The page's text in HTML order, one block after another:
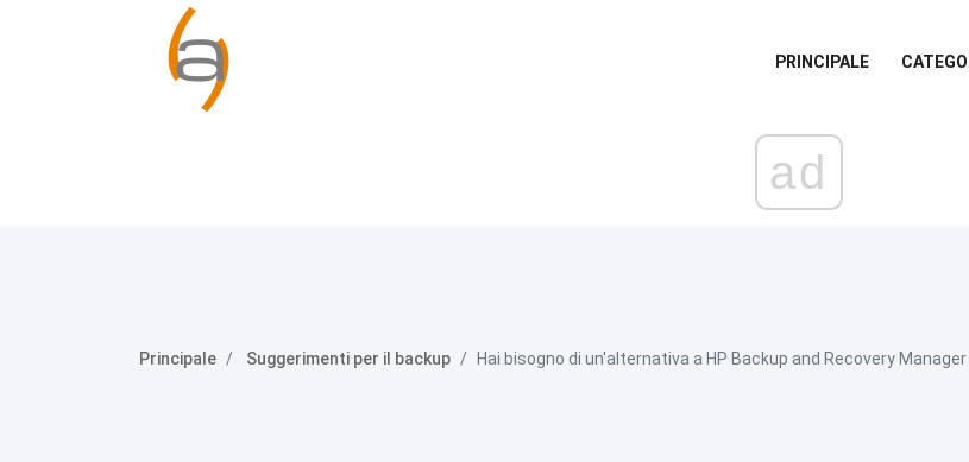
PRINCIPALE
ad
Principale Suggerimenti per il backup Hai bisogno di un'alternativa a HP Backup and Recovery Manager